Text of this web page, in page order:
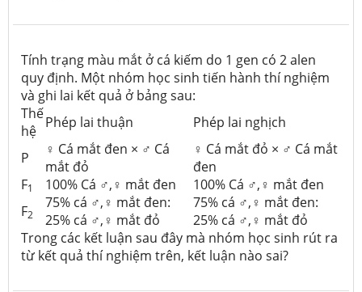
Tính trạng màu mắt ở cá kiếm do 1 gen có 2 alen
quy định. Một nhóm học sinh tiến hành thí nghiệm
và ghi lai kết quả ở bảng sau:
Thế
hệ Phép lai thuận
Phép lai nghịch
P
♀ Cá mắt đen × ♂ Cá
mắt đỏ
♀ Cá mắt đỏ × ♂ Cá mắt
đen
F1 100% Cá ♂,♀ mắt đen
100% Cá ♂,♀ mắt đen
F2
75% cá ♂,♀ mắt đen:
25% cá ♂,♀ mắt đỏ
75% cá ♂,♀ mắt đen:
25% cá ♂,♀ mắt đỏ
Trong các kết luận sau đây mà nhóm học sinh rút ra
từ kết quả thí nghiệm trên, kết luận nào sai?